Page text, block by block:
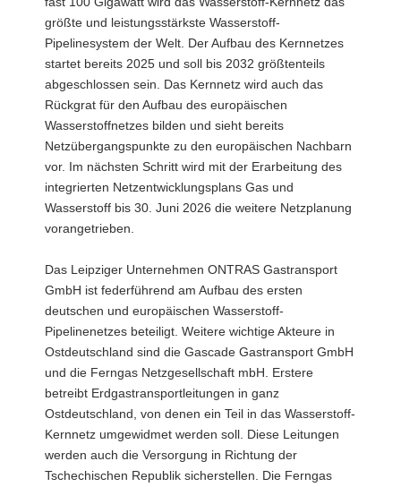
größte und leistungsstärkste Wasserstoff-
Pipelinesystem der Welt. Der Aufbau des Kernnetzes
startet bereits 2025 und soll bis 2032 größtenteils
abgeschlossen sein. Das Kernnetz wird auch das
Rückgrat für den Aufbau des europäischen
Wasserstoffnetzes bilden und sieht bereits
Netzübergangspunkte zu den europäischen Nachbarn
vor. Im nächsten Schritt wird mit der Erarbeitung des
integrierten Netzentwicklungsplans Gas und
Wasserstoff bis 30. Juni 2026 die weitere Netzplanung
vorangetrieben.
Das Leipziger Unternehmen ONTRAS Gastransport
GmbH ist federführend am Aufbau des ersten
deutschen und europäischen Wasserstoff-
Pipelinenetzes beteiligt. Weitere wichtige Akteure in
Ostdeutschland sind die Gascade Gastransport GmbH
und die Ferngas Netzgesellschaft mbH. Erstere
betreibt Erdgastransportleitungen in ganz
Ostdeutschland, von denen ein Teil in das Wasserstoff-
Kernnetz umgewidmet werden soll. Diese Leitungen
werden auch die Versorgung in Richtung der
Tschechischen Republik sicherstellen. Die Ferngas